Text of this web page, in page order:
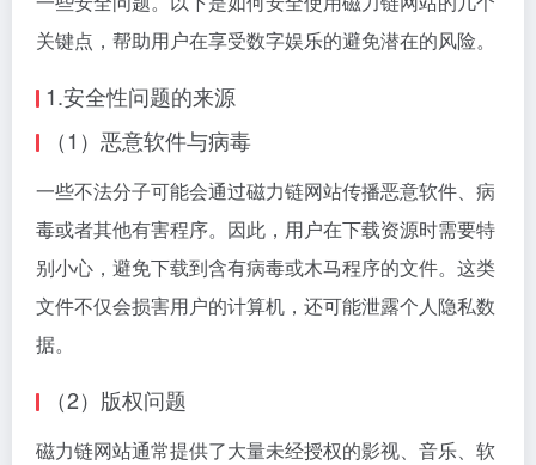
关键点，帮助用户在享受数字娱乐的避免潜在的风险。
1.安全性问题的来源
（1）恶意软件与病毒
一些不法分子可能会通过磁力链网站传播恶意软件、病
毒或者其他有害程序。因此，用户在下载资源时需要特
别小心，避免下载到含有病毒或木马程序的文件。这类
文件不仅会损害用户的计算机，还可能泄露个人隐私数
据。
（2）版权问题
磁力链网站通常提供了大量未经授权的影视、音乐、软